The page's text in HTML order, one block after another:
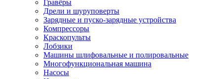
Гравёры
Дрели и шуруповерты
Зарядные и пуско-зарядные устройства
Компрессоры
Краскопульты
Лобзики
Машины шлифовальные и полировальные
Многофункциональная машина
Насосы